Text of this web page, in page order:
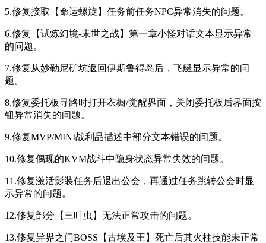
5.修复接取【命运螺旋】任务前任务NPC异常消失的问题。
6.修复【试炼幻境-末世之战】第一章小怪对话文本显示异常
的问题。
7.修复从妙勒尼矿坑返回伊斯鲁得岛后，飞艇显示异常的问
题。
8.修复委托板寻路时打开衣橱/觉醒界面，关闭委托板后界面按
钮异常消失的问题。
9.修复MVP/MINI战利品描述中部分文本错误的问题。
10.修复偶现的KVM战斗中隐身状态异常失效的问题。
11.修复激活影装任务后退出公会，再通过任务跳转公会时显
示异常的问题。
12.修复部分【三叶虫】无法正常攻击的问题。
13.修复异界之门BOSS【古埃及王】死亡后其火柱技能未正常